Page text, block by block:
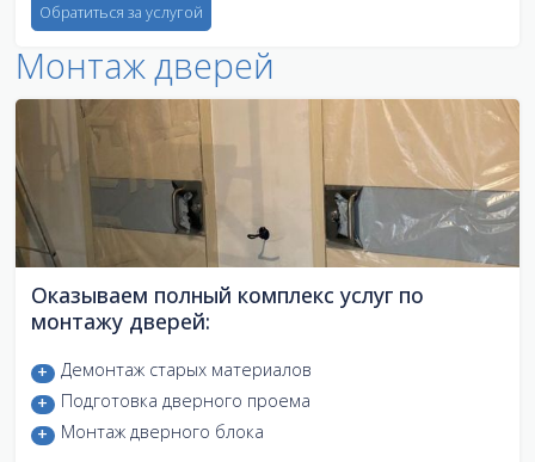
Обратиться за услугой
Монтаж дверей
Оказываем полный комплекс услуг по
монтажу дверей:
Демонтаж старых материалов
Подготовка дверного проема
Монтаж дверного блока